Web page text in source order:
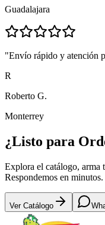
Guadalajara
"Envío rápido y atención
R
Roberto G.
Monterrey
¿Listo para
Explora el catálogo,
Respondemos en minutos.
Ver Catálogo